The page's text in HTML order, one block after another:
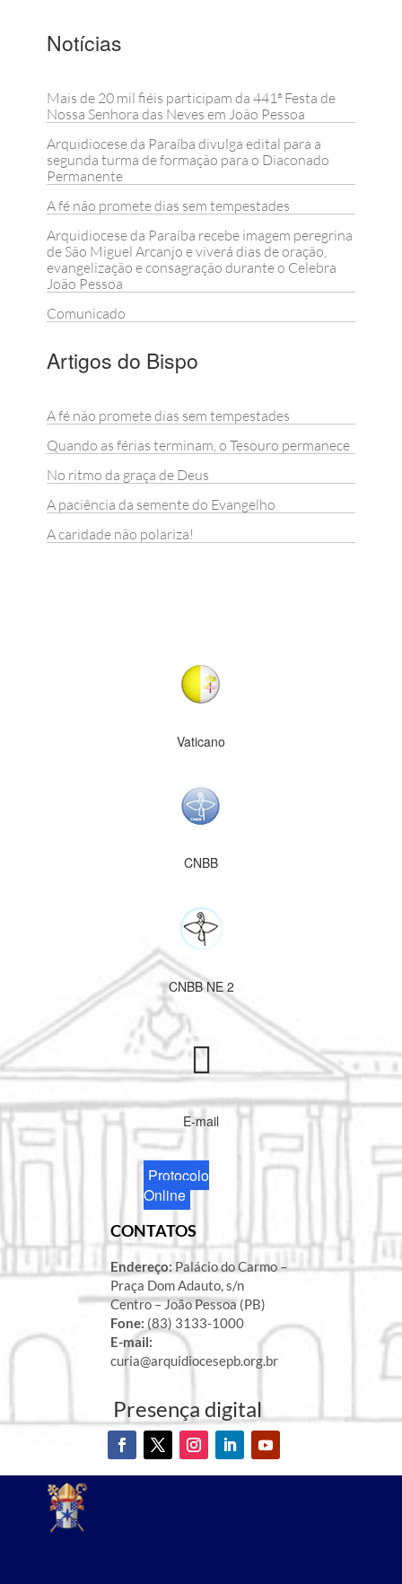
Notícias
Mais de 20 mil fiéis participam da 441ª Festa de
Nossa Senhora das Neves em João Pessoa
Arquidiocese da Paraíba divulga edital para a
segunda turma de formação para o Diaconado
Permanente
A fé não promete dias sem tempestades
Arquidiocese da Paraíba recebe imagem peregrina
de São Miguel Arcanjo e viverá dias de oração,
evangelização e consagração durante o Celebra
João Pessoa
Comunicado
Artigos do Bispo
A fé não promete dias sem tempestades
Quando as férias terminam, o Tesouro permanece
No ritmo da graça de Deus
A paciência da semente do Evangelho
A caridade não polariza!
Vaticano
CNBB
CNBB NE 2
E-mail
Protocolo
Online
CONTATOS
Endereço:Palácio do Carmo –
Praça Dom Adauto, s/n
Centro – João Pessoa (PB)
Fone: (83) 3133-1000
E-mail:
curia@arquidiocesepb.org.br
Presença digital